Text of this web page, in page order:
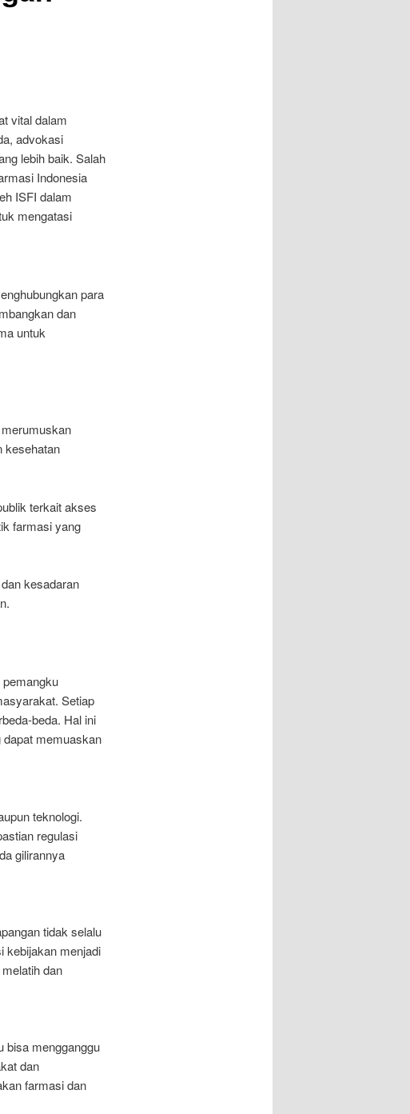
vital dalam
advokasi
lebih baik. Salah
Indonesia
ISFI dalam
mengatasi
para
dan
untuk
kesehatan
terkait akses
farmasi yang
kesadaran
Setiap
beda. Hal ini
memuaskan
teknologi.
regulasi
gilirannya
tidak selalu
kebijakan menjadi
dan
bisa mengganggu
dan
farmasi dan